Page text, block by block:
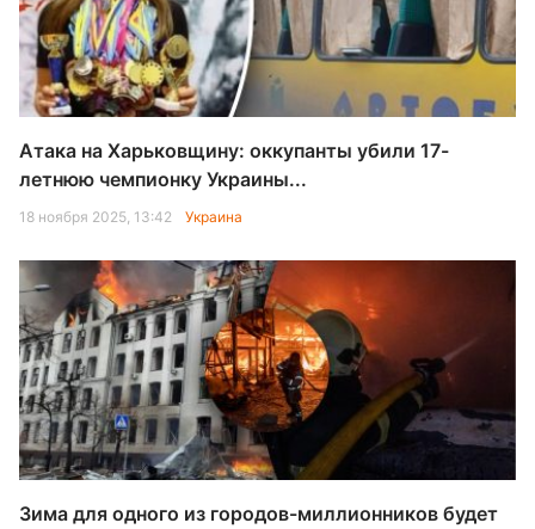
Атака на Харьковщину: оккупанты убили 17-
летнюю чемпионку Украины...
18 ноября 2025, 13:42 Украина
Зима для одного из городов-миллионников будет